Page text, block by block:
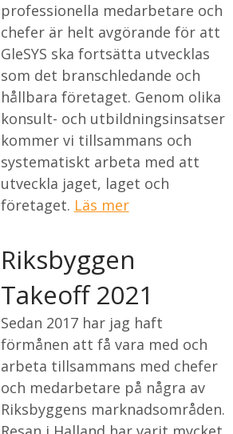
professionella medarbetare och
chefer är helt avgörande för att
GleSYS ska fortsätta utvecklas
som det branschledande och
hållbara företaget. Genom olika
konsult- och utbildningsinsatser
kommer vi tillsammans och
systematiskt arbeta med att
utveckla jaget, laget och
företaget. Läs mer
Riksbyggen
Takeoff 2021
Sedan 2017 har jag haft
förmånen att få vara med och
arbeta tillsammans med chefer
och medarbetare på några av
Riksbyggens marknadsområden.